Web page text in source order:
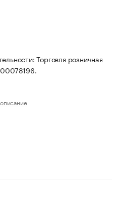
Торговля розничная